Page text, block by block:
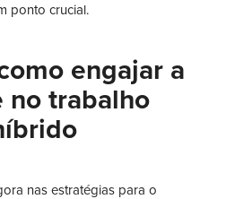
ponto crucial.
engajar a
no trabalho
nas estratégias para o